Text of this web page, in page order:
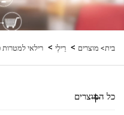
בית> מוצרים > רֵילֶי > רילאי למטרות
כל המוצרים